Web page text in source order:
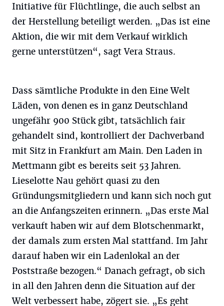
Initiative für Flüchtlinge, die auch selbst an
der Herstellung beteiligt werden. „Das ist eine
Aktion, die wir mit dem Verkauf wirklich
gerne unterstützen“, sagt Vera Straus.
Dass sämtliche Produkte in den Eine Welt
Läden, von denen es in ganz Deutschland
ungefähr 900 Stück gibt, tatsächlich fair
gehandelt sind, kontrolliert der Dachverband
mit Sitz in Frankfurt am Main. Den Laden in
Mettmann gibt es bereits seit 53 Jahren.
Lieselotte Nau gehört quasi zu den
Gründungsmitgliedern und kann sich noch gut
an die Anfangszeiten erinnern. „Das erste Mal
verkauft haben wir auf dem Blotschenmarkt,
der damals zum ersten Mal stattfand. Im Jahr
darauf haben wir ein Ladenlokal an der
Poststraße bezogen.“ Danach gefragt, ob sich
in all den Jahren denn die Situation auf der
Welt verbessert habe, zögert sie. „Es geht